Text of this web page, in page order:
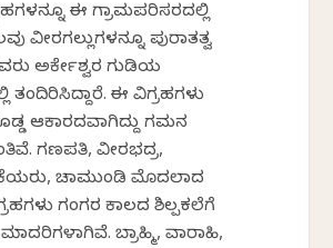
ಈ ಗ್ರಾಮಪರಿಸರದಲ್ಲಿ
ವೀರಗಲ್ಲುಗಳನ್ನೂ ಪುರಾತತ್ವ
ಅರ್ಕೇಶ್ವರ ಗುಡಿಯ
ತಂದಿರಿಸಿದ್ದಾರೆ. ಈ ವಿಗ್ರಹಗಳು
ಆಕಾರದವಾಗಿದ್ದು ಗಮನ
ಗಣಪತಿ, ವೀರಭದ್ರ,
ಚಾಮುಂಡಿ ಮೊದಲಾದ
ಗಂಗರ ಕಾಲದ ಶಿಲ್ಪಕಲೆಗೆ
ಬ್ರಾಹ್ಮಿ, ವಾರಾಹಿ,